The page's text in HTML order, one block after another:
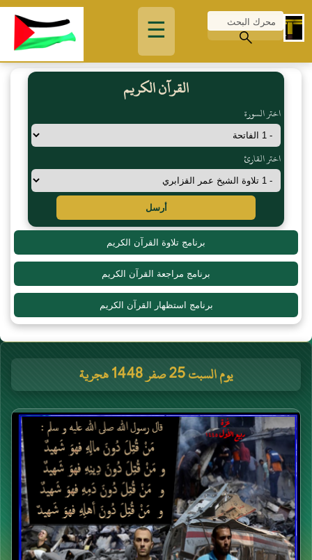
☰
القرآن الكريم
اختر السورة
اختر القارئ
أرسل
برنامج تلاوة القرآن الكريم
برنامج مراجعة القرآن الكريم
برنامج استظهار القرآن الكريم
يوم السبت 25 صفر 1448 هجرية